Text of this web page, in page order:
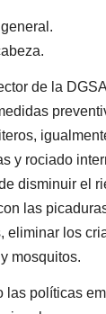
de la
y rociado
disminuir el
las
eliminar los
mosquitos.
las políticas